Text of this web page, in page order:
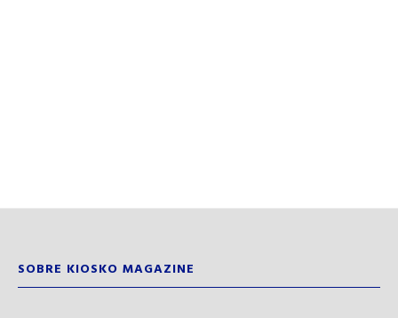
SOBRE KIOSKO MAGAZINE